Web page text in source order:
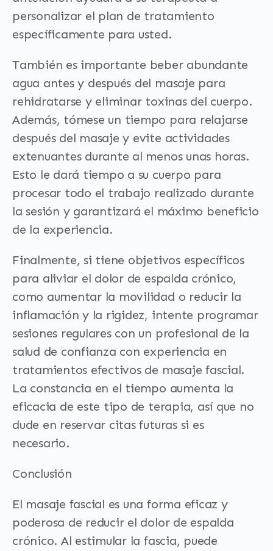
personalizar el plan de tratamiento
específicamente para usted.
También es importante beber abundante
agua antes y después del masaje para
rehidratarse y eliminar toxinas del cuerpo.
Además, tómese un tiempo para relajarse
después del masaje y evite actividades
extenuantes durante al menos unas horas.
Esto le dará tiempo a su cuerpo para
procesar todo el trabajo realizado durante
la sesión y garantizará el máximo beneficio
de la experiencia.
Finalmente, si tiene objetivos específicos
para aliviar el dolor de espalda crónico,
como aumentar la movilidad o reducir la
inflamación y la rigidez, intente programar
sesiones regulares con un profesional de la
salud de confianza con experiencia en
tratamientos efectivos de masaje fascial.
La constancia en el tiempo aumenta la
eficacia de este tipo de terapia, así que no
dude en reservar citas futuras si es
necesario.
Conclusión
El masaje fascial es una forma eficaz y
poderosa de reducir el dolor de espalda
crónico. Al estimular la fascia, puede